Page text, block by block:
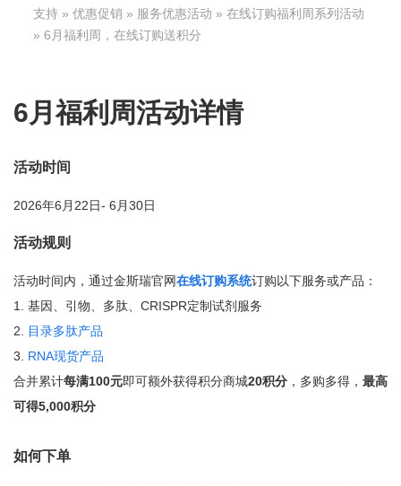
支持 »优惠促销 » 服务优惠活动 »在线订购福利周系列活动
» 6月福利周，在线订购送积分
6月福利周活动详情
活动时间
2026年6月22日- 6月30日
活动规则
活动时间内，通过金斯瑞官网在线订购系统订购以下服务或产品：
1. 基因、引物、多肽、CRISPR定制试剂服务
2.
目录多肽产品
3. RNA现货产品
合并累计每满100元即可额外获得积分商城20积分 ，多购多得， 最高
可得5,000积分
如何下单